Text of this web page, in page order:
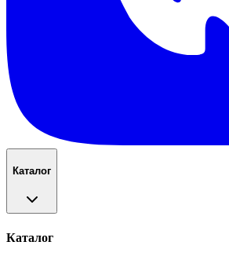
Каталог
Каталог